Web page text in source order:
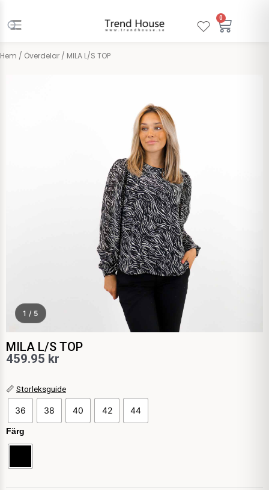
innehåll
0
Hem / Överdelar / MILA L/S TOP
1 / 5
MILA L/S TOP
459.95 kr
📏 Storleksguide
36 38 40 42 44
Färg
MILA
L/S
TOP
mängd